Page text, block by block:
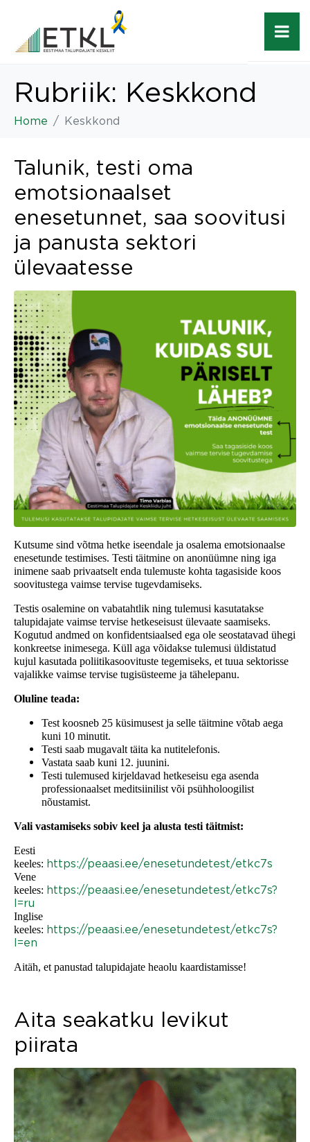
Rubriik: Keskkond
Home Keskkond
Talunik, testi oma
emotsionaalset
enesetunnet, saa soovitusi
ja panusta sektori
ülevaatesse
Kutsume sind võtma hetke iseendale ja osalema emotsionaalse
enesetunde testimises. Testi täitmine on anonüümne ning iga
inimene saab privaatselt enda tulemuste kohta tagasiside koos
soovitustega vaimse tervise tugevdamiseks.
Testis osalemine on vabatahtlik ning tulemusi kasutatakse
talupidajate vaimse tervise hetkeseisust ülevaate saamiseks.
Kogutud andmed on konfidentsiaalsed ega ole seostatavad ühegi
konkreetse inimesega. Küll aga võidakse tulemusi üldistatud
kujul kasutada poliitikasoovituste tegemiseks, et tuua sektorisse
vajalikke vaimse tervise tugisüsteeme ja tähelepanu.
Oluline teada:
Test koosneb 25 küsimusest ja selle täitmine võtab aega
kuni 10 minutit.
Testi saab mugavalt täita ka nutitelefonis.
Vastata saab kuni 12. juunini.
Testi tulemused kirjeldavad hetkeseisu ega asenda
professionaalset meditsiinilist või psühholoogilist
nõustamist.
Vali vastamiseks sobiv keel ja alusta testi täitmist:
Eesti
keeles: https://peaasi.ee/enesetundetest/etkc7s
Vene
keeles: https://peaasi.ee/enesetundetest/etkc7s?
l=ru
Inglise
keeles: https://peaasi.ee/enesetundetest/etkc7s?
l=en
Aitäh, et panustad talupidajate heaolu kaardistamisse!
Aita seakatku levikut
piirata